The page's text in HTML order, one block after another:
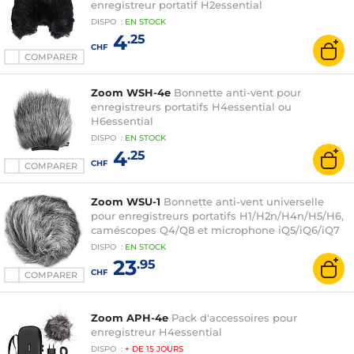
COMPARER
enregistreur portatif H2essential
DISPO : EN STOCK
CHF4.25
COMPARER
Zoom WSH-4e Bonnette anti-vent pour
enregistreurs portatifs H4essential ou
H6essential
DISPO : EN STOCK
CHF4.25
COMPARER
Zoom WSU-1 Bonnette anti-vent universelle
pour enregistreurs portatifs H1/H2n/H4n/H5/H6,
caméscopes Q4/Q8 et microphone iQ5/iQ6/iQ7
DISPO : EN STOCK
CHF23.95
Zoom APH-4e Pack d'accessoires pour
enregistreur H4essential
DISPO : + DE 15 JOURS